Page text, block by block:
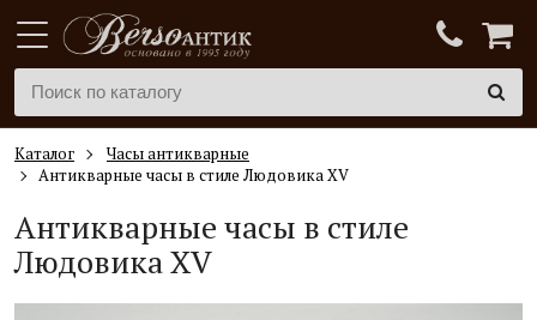
Каталог
Часы антикварные
Антикварные часы в стиле Людовика XV
Антикварные часы в стиле
Людовика XV